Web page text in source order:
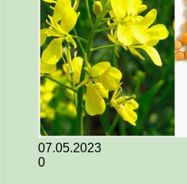
07.05.2023
0